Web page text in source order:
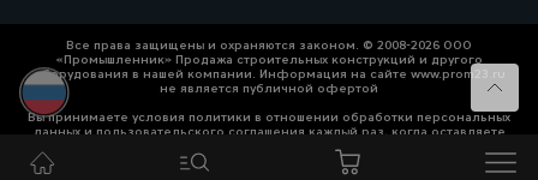
Все права защищены и охраняются законом. © 2008-2026 ООО
«Промышленник» Продажа строительных конструкций и другого
оборудования в нашей компании. Информация на сайте www.prom23.ru
не является публичной офертой
Вы принимаете условия политики в отношении обработки персональных
данных и пользовательского соглашения каждый раз, когда оставляете
свои данные в любой форме обратной связи на сайте prom23.ru и его